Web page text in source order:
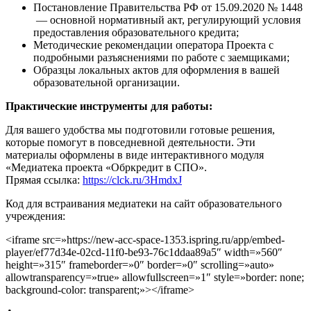
Постановление Правительства РФ от 15.09.2020 № 1448
— основной нормативный акт, регулирующий условия
предоставления образовательного кредита;
Методические рекомендации оператора Проекта с
подробными разъяснениями по работе с заемщиками;
Образцы локальных актов для оформления в вашей
образовательной организации.
Практические инструменты для работы:
Для вашего удобства мы подготовили готовые решения,
которые помогут в повседневной деятельности. Эти
материалы оформлены в виде интерактивного модуля
«Медиатека проекта «Обркредит в СПО».
Прямая ссылка: https://clck.ru/3HmdxJ
Код для встраивания медиатеки на сайт образовательного
учреждения:
<iframe src=»https://new-acc-space-1353.ispring.ru/app/embed-
player/ef77d34e-02cd-11f0-be93-76c1ddaa89a5″ width=»560″
height=»315″ frameborder=»0″ border=»0″ scrolling=»auto»
allowtransparency=»true» allowfullscreen=»1″ style=»border: none;
background-color: transparent;»></iframe>